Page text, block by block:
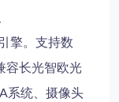
擎。支持数
容长光智欧光
系统、摄像头